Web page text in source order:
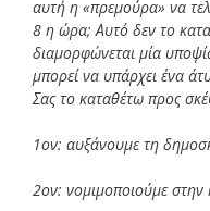
αυτή η «πρεμούρα» να
8 η ώρα; Αυτό δεν το
διαμορφώνεται μία
μπορεί να υπάρχει ένα
Σας το καταθέτω προς
1ον: αυξάνουμε τη
2ον: νομιμοποιούμε